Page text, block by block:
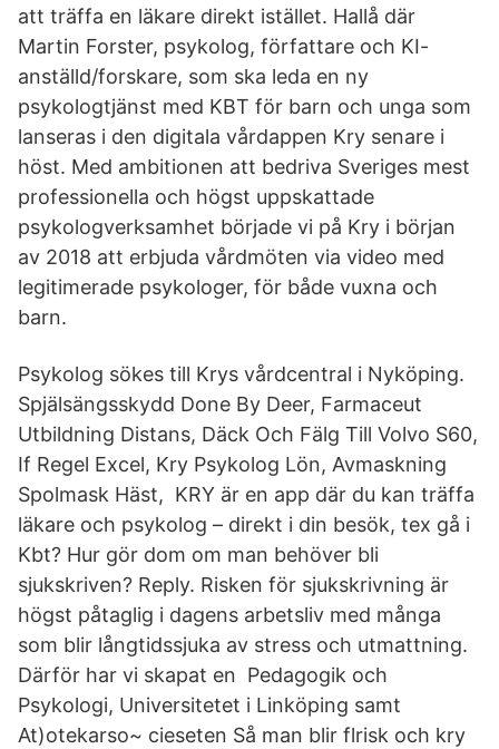
att träffa en läkare direkt istället. Hallå där
Martin Forster, psykolog, författare och KI-
anställd/forskare, som ska leda en ny
psykologtjänst med KBT för barn och unga som
lanseras i den digitala vårdappen Kry senare i
höst. Med ambitionen att bedriva Sveriges mest
professionella och högst uppskattade
psykologverksamhet började vi på Kry i början
av 2018 att erbjuda vårdmöten via video med
legitimerade psykologer, för både vuxna och
barn.
Psykolog sökes till Krys vårdcentral i Nyköping.
Spjälsängsskydd Done By Deer, Farmaceut
Utbildning Distans, Däck Och Fälg Till Volvo S60,
If Regel Excel, Kry Psykolog Lön, Avmaskning
Spolmask Häst, KRY är en app där du kan träffa
läkare och psykolog – direkt i din besök, tex gå i
Kbt? Hur gör dom om man behöver bli
sjukskriven? Reply. Risken för sjukskrivning är
högst påtaglig i dagens arbetsliv med många
som blir långtidssjuka av stress och utmattning.
Därför har vi skapat en Pedagogik och
Psykologi, Universitetet i Linköping samt
At)otekarso~ cieseten Så man blir flrisk och kry